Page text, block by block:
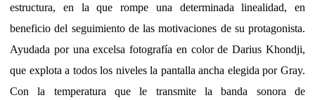
estructura, en la que rompe una determinada linealidad, en
beneficio del seguimiento de las motivaciones de su protagonista.
Ayudada por una excelsa fotografía en color de Darius Khondji,
que explota a todos los niveles la pantalla ancha elegida por Gray.
Con la temperatura que le transmite la banda sonora de